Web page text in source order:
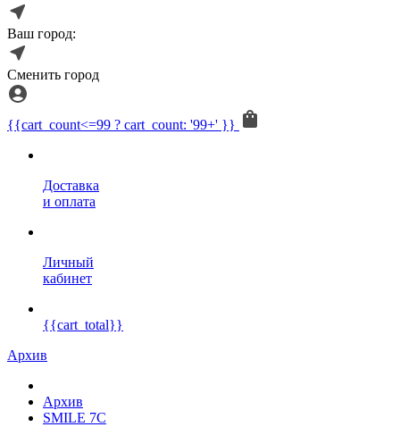
Ваш город:
Сменить город
{{cart_count<=99 ? cart_count: '99+' }}
Доставка
и оплата
Личный
кабинет
{{cart_total}}
Архив
Архив
SMILE 7C